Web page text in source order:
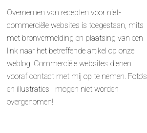
Overnemen van recepten voor niet-
commerciële websites is toegestaan, mits
met bronvermelding en plaatsing van een
link naar het betreffende artikel op onze
weblog. Commerciële websites dienen
vooraf contact met mij op te nemen. Foto’s
en illustraties mogen niet worden
overgenomen!